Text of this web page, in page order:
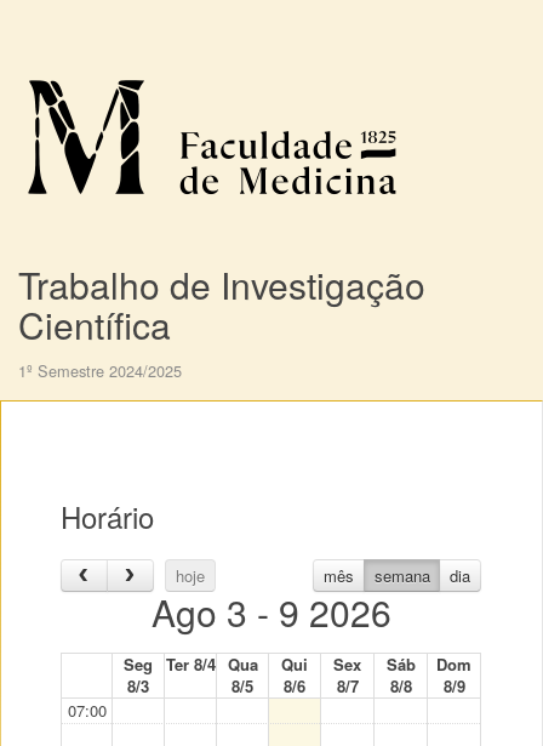
Trabalho de Investigação
Científica
1º Semestre 2024/2025
Horário
hoje mês semana dia
Ago 3 - 9 2026
Seg
8/3
Ter 8/4 Qua
8/5
Qui
8/6
Sex
8/7
Sáb
8/8
Dom
8/9
07:00